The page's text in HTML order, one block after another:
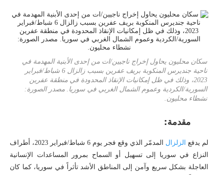
سكان محليون يحاول إخراج ناجيين/ات من إحدى الأبنية المهدمة في
ناحية جنديرس المنكوبة بريف عفرين بسبب زالزال 6 شباط/فبراير
2023، وذلك في ظل إمكانيات الإنقاذ المحدودة في منطقة عفرين
السورية/الكردية وعموم الشمال الغربي في سوريا. مصدر الصورة:
نشطاء محليون.
مقدمة:
لم يدفع الزلزال
المدمّر الذي وقع فجر يوم 6 شباط/فبراير 2023، أطراف
النزاع في سوريا إلى تسهيل أو السماح بمرور المساعدات الإنسانية
العاجلة بشكل سريع وآمن إلى المناطق الأشد تأثراً في سوريا، كما كان